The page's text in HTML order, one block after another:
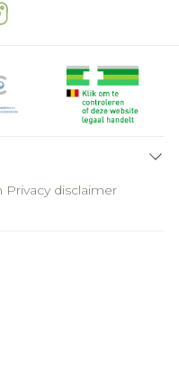
Privacy disclaimer